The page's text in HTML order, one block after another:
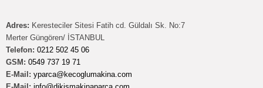
Adres: Keresteciler Sitesi Fatih cd. Güldalı Sk. No:7
Merter Güngören/ İSTANBUL
Telefon: 0212 502 45 06
GSM: 0549 737 19 71
E-Mail: yparca@kecoglumakina.com